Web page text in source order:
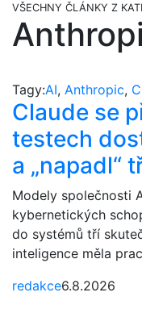
VŠECHNY ČLÁNKY Z
Tagy:AI, Anthropic,
Claude se
testech
a „napadl“
Modely společnosti
kybernetických
do systémů tří
inteligence měla
redakce6.8.2026